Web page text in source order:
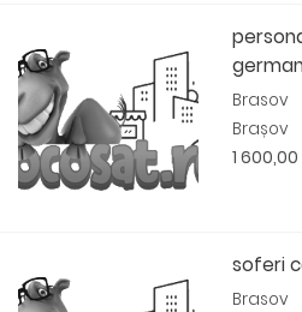
Brasov
Brașov
1
soferi
Brasov